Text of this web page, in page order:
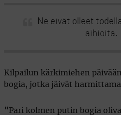
Ne eivät olleet
aihioita.
Kilpailun kärkimiehen
bogia, jotka jäivät
”Pari kolmen putin bogia